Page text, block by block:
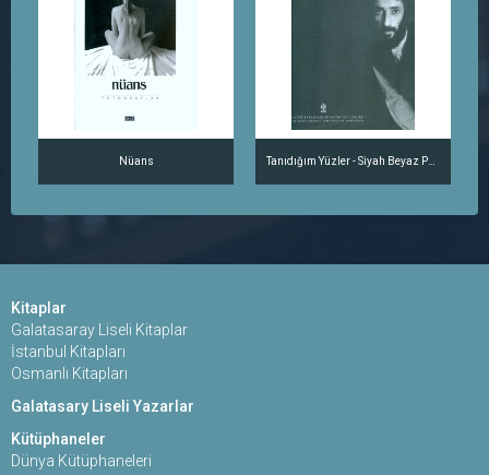
Nüans
Kitaplar
Galatasaray Liseli Kitaplar
İstanbul Kitapları
Osmanlı Kitapları
Galatasary Liseli Yazarlar
Kütüphaneler
Dünya Kütüphaneleri